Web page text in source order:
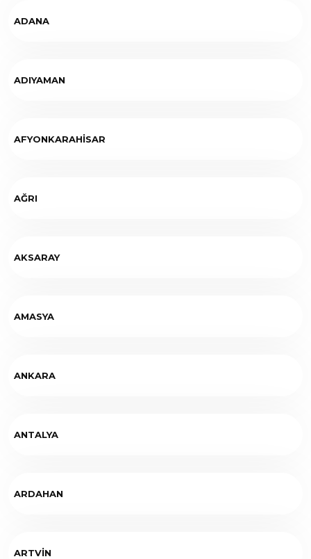
ADANA
ADIYAMAN
AFYONKARAHİSAR
AĞRI
AKSARAY
AMASYA
ANKARA
ANTALYA
ARDAHAN
ARTVİN